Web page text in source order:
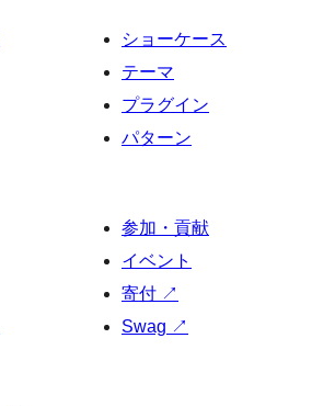
ショーケース
テーマ
プラグイン
パターン
参加・貢献
イベント
寄付 ↗
Swag ↗